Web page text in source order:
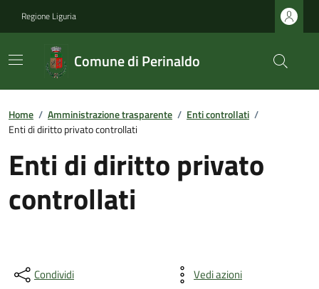
Regione Liguria
Comune di Perinaldo
Home / Amministrazione trasparente / Enti controllati /
Enti di diritto privato controllati
Enti di diritto privato
controllati
Condividi Vedi azioni